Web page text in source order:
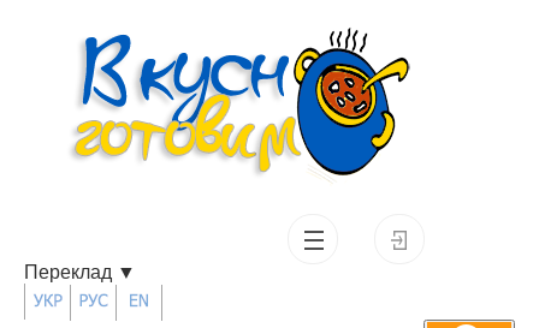
Переклад ▼